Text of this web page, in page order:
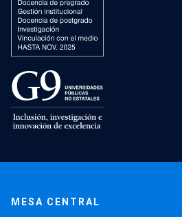
MESA CENTRAL